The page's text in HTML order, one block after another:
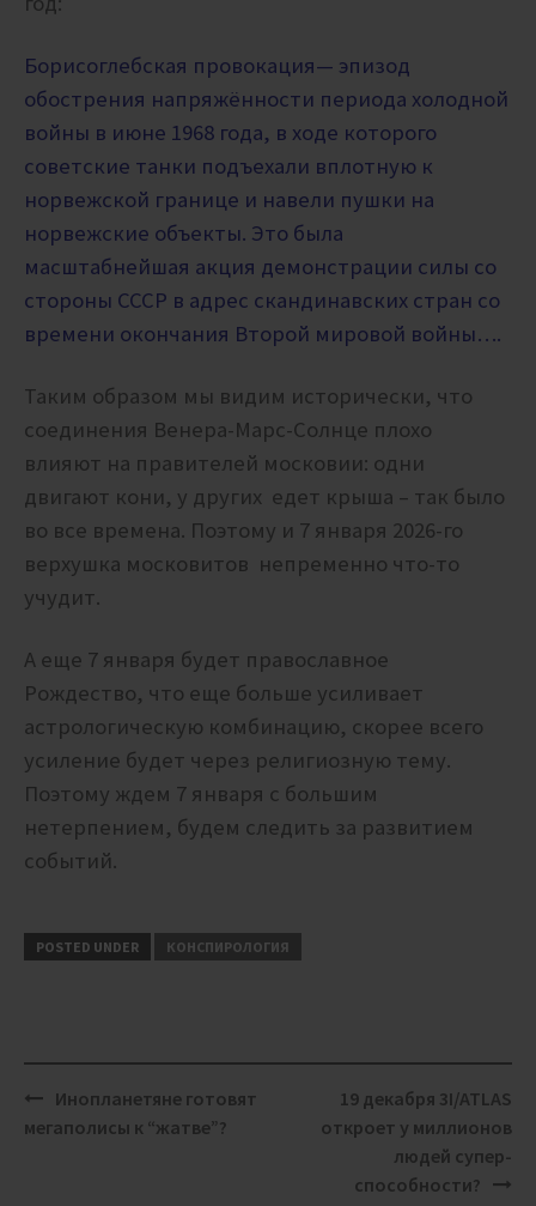
Борисоглебская провокация— эпизод
обострения напряжённости периода холодной
войны в июне 1968 года, в ходе которого
советские танки подъехали вплотную к
норвежской границе и навели пушки на
норвежские объекты. Это была
масштабнейшая акция демонстрации силы со
стороны СССР в адрес скандинавских стран со
времени окончания Второй мировой войны….
Таким образом мы видим исторически, что
соединения Венера-Марс-Солнце плохо
влияют на правителей московии: одни
двигают кони, у других едет крыша – так было
во все времена. Поэтому и 7 января 2026-го
верхушка московитов непременно что-то
учудит.
А еще 7 января будет православное
Рождество, что еще больше усиливает
астрологическую комбинацию, скорее всего
усиление будет через религиозную тему.
Поэтому ждем 7 января с большим
нетерпением, будем следить за развитием
событий.
POSTED UNDER КОНСПИРОЛОГИЯ
Post
navigation
Инопланетяне готовят
мегаполисы к “жатве”?
19 декабря 3I/ATLAS
откроет у миллионов
людей супер-
способности?